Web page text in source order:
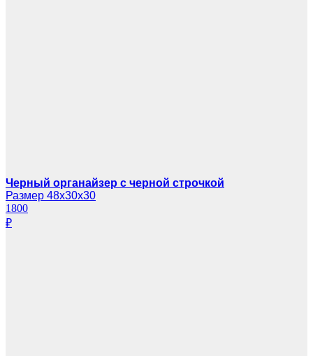
Черный органайзер с черной строчкой
Размер 48х30х30
1800
₽